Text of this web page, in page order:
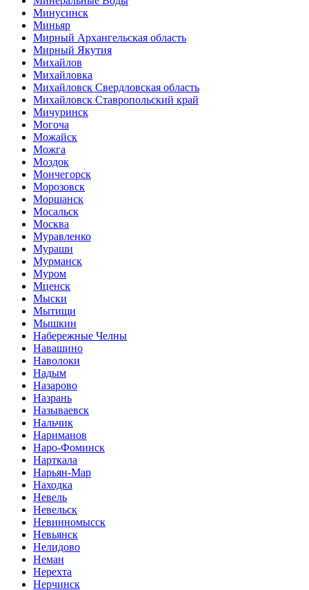
Минусинск
Миньяр
Мирный Архангельская область
Мирный Якутия
Михайлов
Михайловка
Михайловск Свердловская область
Михайловск Ставропольский край
Мичуринск
Могоча
Можайск
Можга
Моздок
Мончегорск
Морозовск
Моршанск
Мосальск
Москва
Муравленко
Мураши
Мурманск
Муром
Мценск
Мыски
Мытищи
Мышкин
Набережные Челны
Навашино
Наволоки
Надым
Назарово
Назрань
Называевск
Нальчик
Нариманов
Наро-Фоминск
Нарткала
Нарьян-Мар
Находка
Невель
Невельск
Невинномысск
Невьянск
Нелидово
Неман
Нерехта
Нерчинск